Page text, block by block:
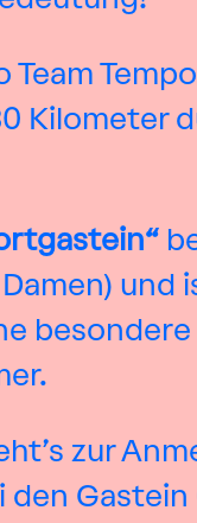
Team
Kilometer
und
besondere
zur
Gastein